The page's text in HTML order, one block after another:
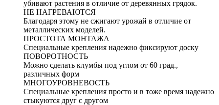
убивают растения в отличие от деревянных грядок.
НЕ НАГРЕВАЮТСЯ
Благодаря этому не сжигают урожай в отличие от
металлических моделей.
ПРОСТОТА МОНТАЖА
Специальные крепления надежно фиксируют доску
ПОВОРОТНОСТЬ
Можно сделать клумбы под углом от 60 град.,
различных форм
МНОГОУРОВНЕВОСТЬ
Специальные крепления просто и в тоже время надежно
стыкуются друг с другом